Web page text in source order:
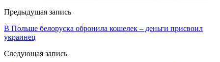
Предыдущая запись
В Польше белоруска обронила кошелек – деньги присвоил
украинец
Следующая запись